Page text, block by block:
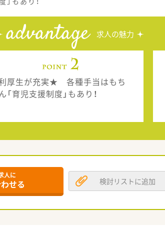
advantage 求人の魅力
厚生が充実★ 各種手当はもち
「育児支援制度」もあり！
人に
せる 検討リストに追加